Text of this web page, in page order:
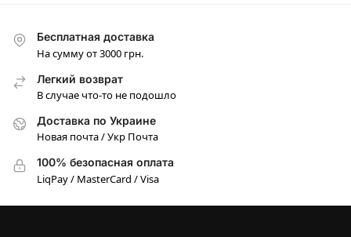
Бесплатная доставка
На сумму от 3000 грн.
Легкий возврат
В случае что-то не подошло
Доставка по Украине
Новая почта / Укр Почта
100% безопасная оплата
LiqPay / MasterCard / Visa